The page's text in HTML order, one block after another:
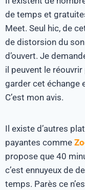
de temps et
Meet. Seul hic, de
de distorsion du
d’ouvert. Je
il peuvent le
garder cet échange
C’est mon avis.
Il existe d’autres
payantes comme
propose que 40
c’est ennuyeux de
temps. Parès ce